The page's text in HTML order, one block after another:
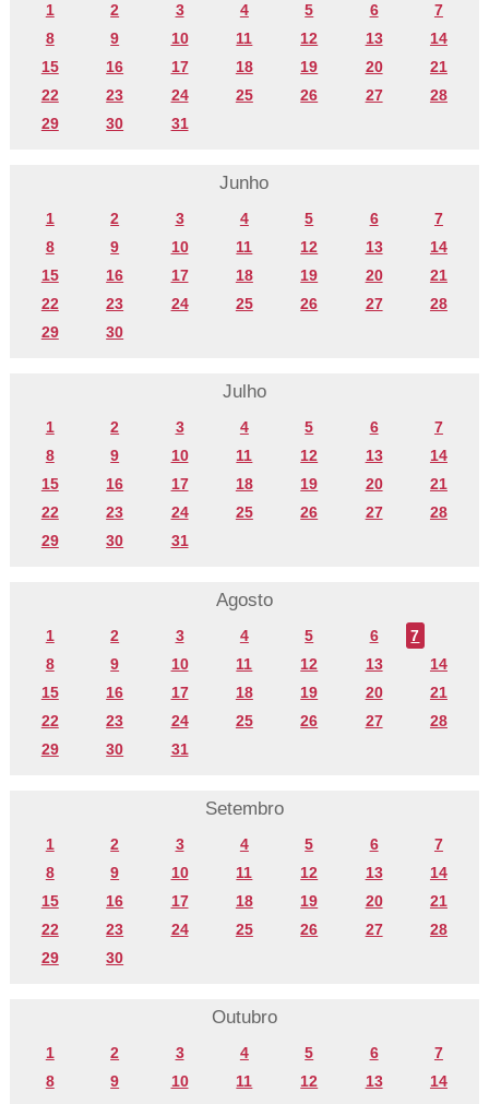
1 2 3 4 5 6
7
8
9 10 11 12 13
14
15
16 17 18 19 20
21
22
23 24 25 26 27
28
29
30 31
Junho
1 2 3 4 5 6
7
8
9 10 11 12 13
14
15
16 17 18 19 20
21
22
23 24 25 26 27
28
29
30
Julho
1 2 3 4 5 6
7
8
9 10 11 12 13
14
15
16 17 18 19 20
21
22
23 24 25 26 27
28
29
30 31
Agosto
1 2 3 4 5 6
7
8
9 10 11 12 13
14
15
16 17 18 19 20
21
22
23 24 25 26 27
28
29
30 31
Setembro
1 2 3 4 5 6
7
8
9 10 11 12 13
14
15
16 17 18 19 20
21
22
23 24 25 26 27
28
29
30
Outubro
1 2 3 4 5 6
7
8
9 10 11 12 13
14